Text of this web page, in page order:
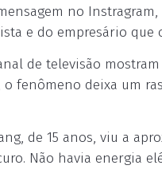
no
e do empresário que
de televisão
o fenômeno deixa um
de 15 anos, viu a
Não havia energia